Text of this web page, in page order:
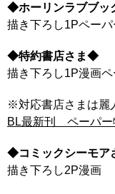
◆ホーリンラブブッ
描き下ろし1Pペーパ
◆特約書店さま◆
描き下ろし1P漫画ペ
※対応書店さまは麗
BL最新刊 ペーパー
◆コミックシーモ
描き下ろし2P漫画